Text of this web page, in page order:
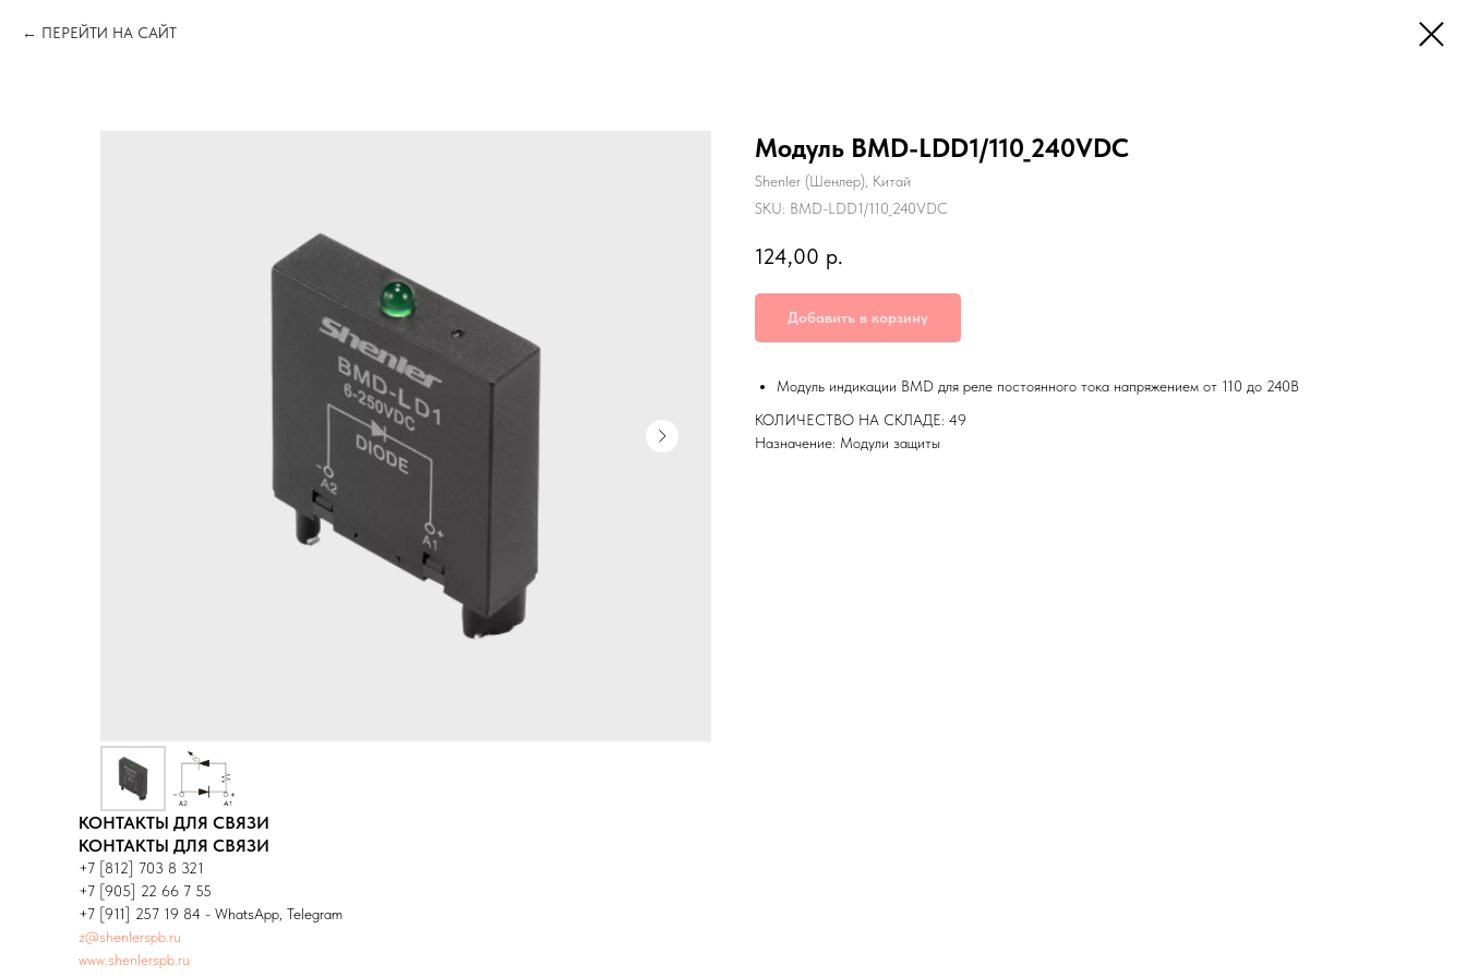
ПЕРЕЙТИ НА САЙТ
Модуль BMD-LDD1/110_240VDC
Shenler (Шенлер), Китай
SKU: BMD-LDD1/110_240VDC
124,00 р.
Добавить в корзину
Модуль индикации BMD для реле постоянного тока напряжением от 110 до 240В
КОЛИЧЕСТВО НА СКЛАДЕ: 49
Назначение: Модули защиты
КОНТАКТЫ ДЛЯ СВЯЗИ
КОНТАКТЫ ДЛЯ СВЯЗИ
+7 [812] 703 8 321
+7 [905] 22 66 7 55
+7 [911] 257 19 84 - WhatsApp, Telegram
z@shenlerspb.ru
www.shenlerspb.ru